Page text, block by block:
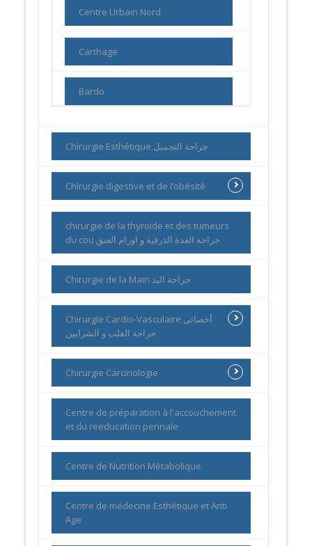
Centre Urbain Nord
Carthage
Bardo
Chirurgie Esthétique جراحة التجميل
Chirurgie digestive et de l’obésité
chirurgie de la thyroïde et des tumeurs
du cou جراحة الغدة الدرقية و اورام العنق
Chirurgie de la Main جراحة اليد
Chirurgie Cardio-Vasculaire أخصائي
جراحة القلب و الشرايين
Chirurgie Carcinologie
Centre de préparation à l'accouchement
et du reeducation perinale
Centre de Nutrition Métabolique
Centre de médecine Esthétique et Anti
Age